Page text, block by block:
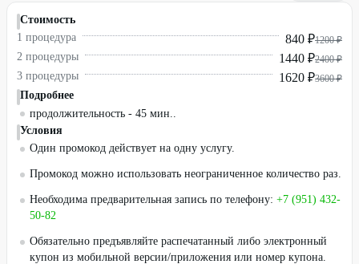
Стоимость
1 процедура
840 ₽1200 ₽
2 процедуры 1440 ₽2400 ₽
3 процедуры 1620 ₽3600 ₽
Подробнее
продолжительность - 45 мин..
Условия
Один промокод действует на одну услугу.
Промокод можно использовать неограниченное количество раз.
Необходима предварительная запись по телефону: +7 (951) 432-
50-82
Обязательно предъявляйте распечатанный либо электронный
купон из мобильной версии/приложения или номер купона.